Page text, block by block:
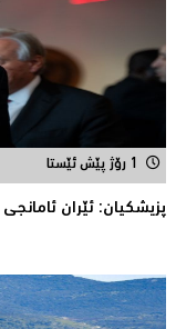
1 رۆژ پێش ئێستا
پزیشكیان: ئێران